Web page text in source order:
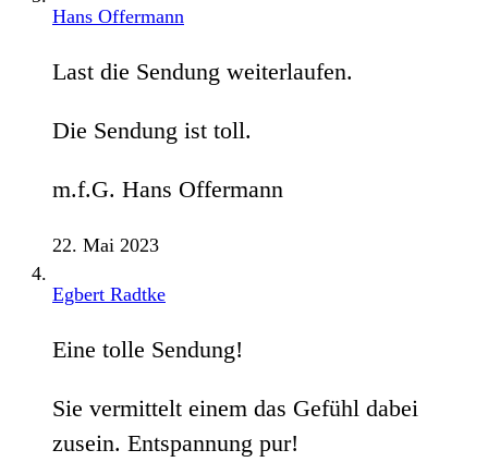
Hans Offermann
Last die Sendung weiterlaufen.
Die Sendung ist toll.
m.f.G. Hans Offermann
22. Mai 2023
Egbert Radtke
Eine tolle Sendung!
Sie vermittelt einem das Gefühl dabei
zusein. Entspannung pur!